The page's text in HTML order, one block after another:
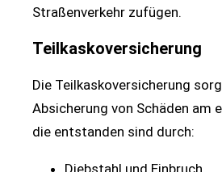
Straßenverkehr zufügen.
Teilkaskoversicherung
Die Teilkaskoversicherung
Absicherung von Schäden am
die entstanden sind durch:
Diebstahl und Einbruch.